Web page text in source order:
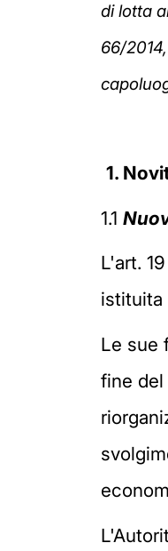
di lotta
66/
1.
1.1
L'art.
istituita
Le sue
fine del